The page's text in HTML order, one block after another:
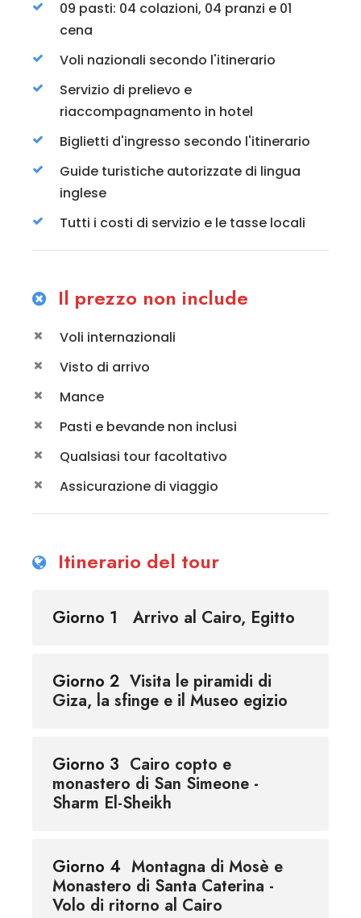
09 pasti: 04 colazioni, 04 pranzi e 01
cena
Voli nazionali secondo l'itinerario
Servizio di prelievo e
riaccompagnamento in hotel
Biglietti d'ingresso secondo l'itinerario
Guide turistiche autorizzate di lingua
inglese
Tutti i costi di servizio e le tasse locali
Il prezzo non include
Voli internazionali
Visto di arrivo
Mance
Pasti e bevande non inclusi
Qualsiasi tour facoltativo
Assicurazione di viaggio
Itinerario del tour
Giorno 1 Arrivo al Cairo, Egitto
Giorno 2 Visita le piramidi di
Giza, la sfinge e il Museo egizio
Giorno 3 Cairo copto e
monastero di San Simeone -
Sharm El-Sheikh
Giorno 4 Montagna di Mosè e
Monastero di Santa Caterina -
Volo di ritorno al Cairo